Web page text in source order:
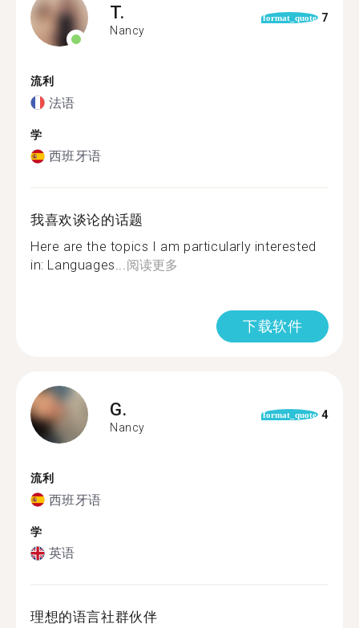
T.
Nancy
format_quote 7
流利
法语
学
西班牙语
我喜欢谈论的话题
Here are the topics I am particularly interested
in: Languages...阅读更多
下载软件
G.
Nancy
format_quote 4
流利
西班牙语
学
英语
理想的语言社群伙伴